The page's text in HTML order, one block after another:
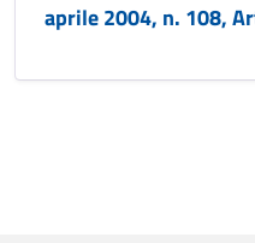
aprile 2004, n. 108,